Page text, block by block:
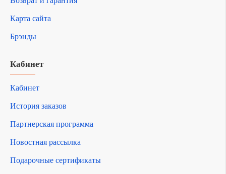
Карта сайта
Брэнды
Кабинет
Кабинет
История заказов
Партнерская программа
Новостная рассылка
Подарочные сертификаты